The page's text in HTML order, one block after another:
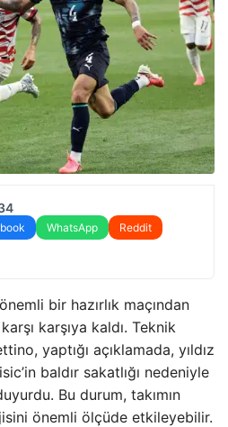
WhatsApp
Reddit
bir hazırlık maçından
karşıya kaldı. Teknik
yaptığı açıklamada, yıldız
baldır sakatlığı nedeniyle
Bu durum, takımın
önemli ölçüde etkileyebilir.